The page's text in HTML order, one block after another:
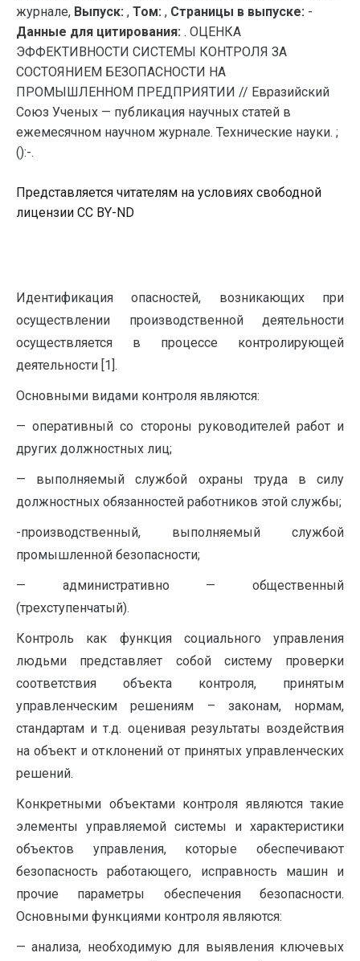
журнале, Выпуск: , Том: , Страницы в выпуске: -
Данные для цитирования: . ОЦЕНКА
ЭФФЕКТИВНОСТИ СИСТЕМЫ КОНТРОЛЯ ЗА
СОСТОЯНИЕМ БЕЗОПАСНОСТИ НА
ПРОМЫШЛЕННОМ ПРЕДПРИЯТИИ // Евразийский
Союз Ученых — публикация научных статей в
ежемесячном научном журнале. Технические науки. ;
():-.
Представляется читателям на условиях свободной
лицензии CC BY-ND
Идентификация опасностей, возникающих при
осуществлении производственной деятельности
осуществляется в процессе контролирующей
деятельности [1].
Основными видами контроля являются:
— оперативный со стороны руководителей работ и
других должностных лиц;
— выполняемый службой охраны труда в силу
должностных обязанностей работников этой службы;
-производственный, выполняемый службой
промышленной безопасности;
— административно — общественный
(трехступенчатый).
Контроль как функция социального управления
людьми представляет собой систему проверки
соответствия объекта контроля, принятым
управленческим решениям – законам, нормам,
стандартам и т.д. оценивая результаты воздействия
на объект и отклонений от принятых управленческих
решений.
Конкретными объектами контроля являются такие
элементы управляемой системы и характеристики
объектов управления, которые обеспечивают
безопасность работающего, исправность машин и
прочие параметры обеспечения безопасности.
Основными функциями контроля являются:
— анализа, необходимую для выявления ключевых